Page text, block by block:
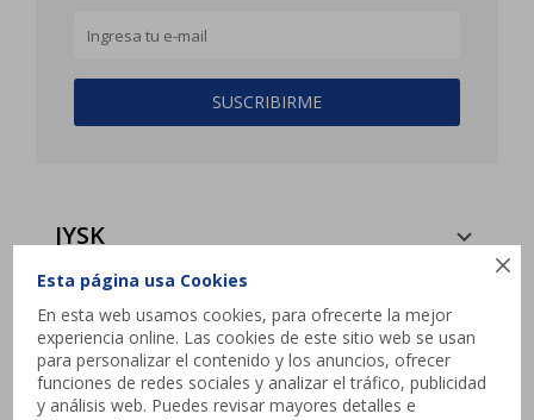

Esta página usa Cookies
En esta web usamos cookies, para ofrecerte la mejor
experiencia online. Las cookies de este sitio web se usan
para personalizar el contenido y los anuncios, ofrecer
funciones de redes sociales y analizar el tráfico, publicidad
y análisis web. Puedes revisar mayores detalles e
SUSCRIBIRME
JYSK
Atencion al cliente
Contacto